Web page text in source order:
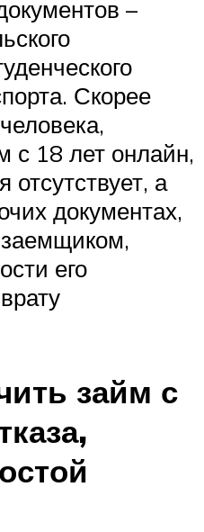
–
Скорее
с 18 лет онлайн,
отсутствует, а
документах,
его
займ с